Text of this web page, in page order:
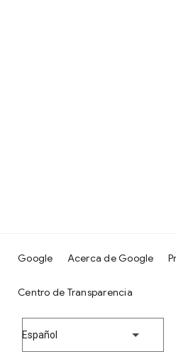
Google Acerca de Google
Centro de Transparencia
Español